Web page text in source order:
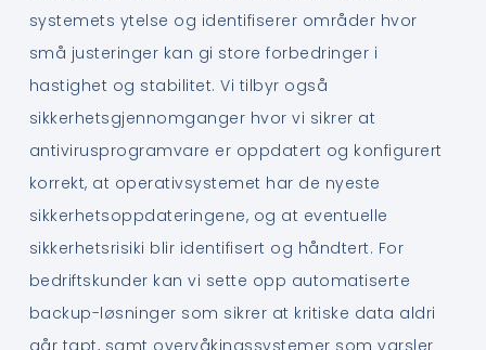
systemets ytelse og identifiserer områder hvor
små justeringer kan gi store forbedringer i
hastighet og stabilitet. Vi tilbyr også
sikkerhetsgjennomganger hvor vi sikrer at
antivirusprogramvare er oppdatert og konfigurert
korrekt, at operativsystemet har de nyeste
sikkerhetsoppdateringene, og at eventuelle
sikkerhetsrisiki blir identifisert og håndtert. For
bedriftskunder kan vi sette opp automatiserte
backup-løsninger som sikrer at kritiske data aldri
går tapt, samt overvåkingssystemer som varsler